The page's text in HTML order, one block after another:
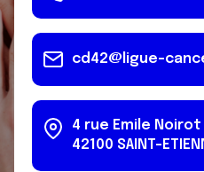
cd42@ligue-
4 rue Emile Noirot
42100 SAINT-